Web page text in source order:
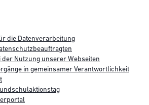
die Datenverarbeitung
der Nutzung unserer Webseiten
in gemeinsamer Verantwortlichkeit